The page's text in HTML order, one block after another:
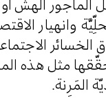
وانهيار
مثل هذه
المَرِنة.